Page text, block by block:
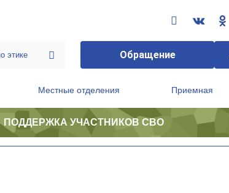
Обращение
Местные отделения Приемная
ПОДДЕРЖКА УЧАСТНИКОВ СВО